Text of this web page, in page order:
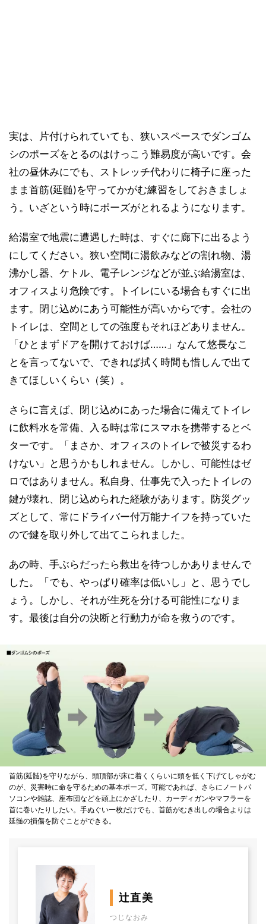
実は、片付けられていても、狭いスペースでダンゴム
シのポーズをとるのはけっこう難易度が高いです。会
社の昼休みにでも、ストレッチ代わりに椅子に座った
まま首筋(延髄)を守ってかがむ練習をしておきましょ
う。いざという時にポーズがとれるようになります。
給湯室で地震に遭遇した時は、すぐに廊下に出るよう
にしてください。狭い空間に湯飲みなどの割れ物、湯
沸かし器、ケトル、電子レンジなどが並ぶ給湯室は、
オフィスより危険です。トイレにいる場合もすぐに出
ます。閉じ込めにあう可能性が高いからです。会社の
トイレは、空間としての強度もそれほどありません。
「ひとまずドアを開けておけば……」なんて悠長なこ
とを言ってないで、できれば拭く時間も惜しんで出て
きてほしいくらい（笑）。
さらに言えば、閉じ込めにあった場合に備えてトイレ
に飲料水を常備、入る時は常にスマホを携帯するとベ
ターです。「まさか、オフィスのトイレで被災するわ
けない」と思うかもしれません。しかし、可能性はゼ
ロではありません。私自身、仕事先で入ったトイレの
鍵が壊れ、閉じ込められた経験があります。防災グッ
ズとして、常にドライバー付万能ナイフを持っていた
ので鍵を取り外して出てこられました。
あの時、手ぶらだったら救出を待つしかありませんで
した。「でも、やっぱり確率は低いし」と、思うでし
ょう。しかし、それが生死を分ける可能性になりま
す。最後は自分の決断と行動力が命を救うのです。
首筋(延髄)を守りながら、頭頂部が床に着くくらいに頭を低く下げてしゃがむ
のが、災害時に命を守るための基本ポーズ。可能であれば、さらにノートパ
ソコンや雑誌、座布団などを頭上にかざしたり、カーディガンやマフラーを
首に巻いたりしたい。手ぬぐい一枚だけでも、首筋がむき出しの場合よりは
延髄の損傷を防ぐことができる。
辻直美
つじなおみ